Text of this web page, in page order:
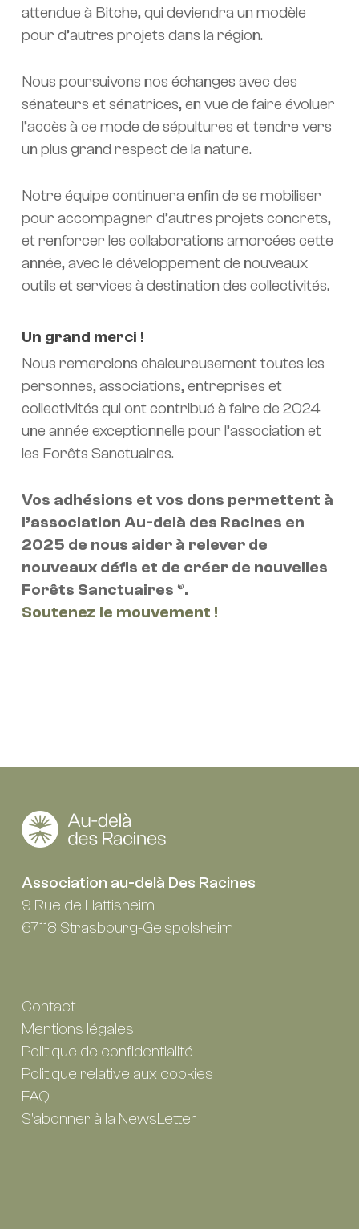
attendue à Bitche, qui deviendra un modèle
pour d’autres projets dans la région.
Nous poursuivons nos échanges avec des
sénateurs et sénatrices, en vue de faire évoluer
l’accès à ce mode de sépultures et tendre vers
un plus grand respect de la nature.
Notre équipe continuera enfin de se mobiliser
pour accompagner d’autres projets concrets,
et renforcer les collaborations amorcées cette
année, avec le développement de nouveaux
outils et services à destination des collectivités.
Un grand merci !
Nous remercions chaleureusement toutes les
personnes, associations, entreprises et
collectivités qui ont contribué à faire de 2024
une année exceptionnelle pour l’association et
les Forêts Sanctuaires.
Vos adhésions et vos dons permettent à
l’association Au-delà des Racines en
2025 de nous aider à relever de
nouveaux défis et de créer de nouvelles
Forêts Sanctuaires ®.
Soutenez le mouvement !
Association au-delà Des Racines
9 Rue de Hattisheim
67118 Strasbourg-Geispolsheim
Contact
Mentions légales
Politique de confidentialité
Politique relative aux cookies
FAQ
S'abonner à la NewsLetter